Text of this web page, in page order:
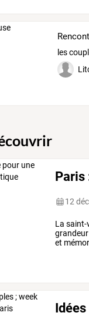
les
Paris
12
La saint-
grandeur
et